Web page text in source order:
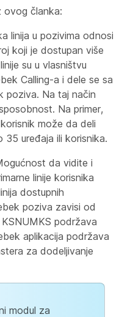
ovog članka:
linija u pozivima odnosi
koji je dostupan više
su u vlasništvu
Calling-a i dele se sa
poziva. Na taj način
Na primer,
može da deli
35 uređaja ili korisnika.
da vidite i
linije korisnika
dostupnih
poziva zavisi od
podržava
aplikacija podržava
za dodeljivanje
modul za